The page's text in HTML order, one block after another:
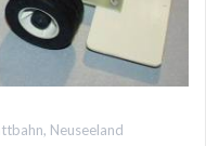
, Neuseeland